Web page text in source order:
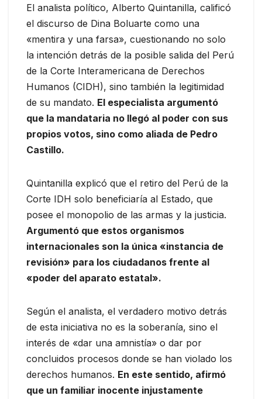
El analista político, Alberto Quintanilla, calificó
el discurso de Dina Boluarte como una
«mentira y una farsa», cuestionando no solo
la intención detrás de la posible salida del Perú
de la Corte Interamericana de Derechos
Humanos (CIDH), sino también la legitimidad
de su mandato. El especialista argumentó
que la mandataria no llegó al poder con sus
propios votos, sino como aliada de Pedro
Castillo.
Quintanilla explicó que el retiro del Perú de la
Corte IDH solo beneficiaría al Estado, que
posee el monopolio de las armas y la justicia.
Argumentó que estos organismos
internacionales son la única «instancia de
revisión» para los ciudadanos frente al
«poder del aparato estatal».
Según el analista, el verdadero motivo detrás
de esta iniciativa no es la soberanía, sino el
interés de «dar una amnistía» o dar por
concluidos procesos donde se han violado los
derechos humanos. En este sentido, afirmó
que un familiar inocente injustamente